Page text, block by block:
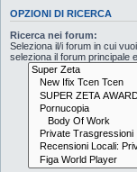
OPZIONI DI RICERCA
Ricerca nei forum:
Seleziona il/i forum in cui
seleziona il forum principale